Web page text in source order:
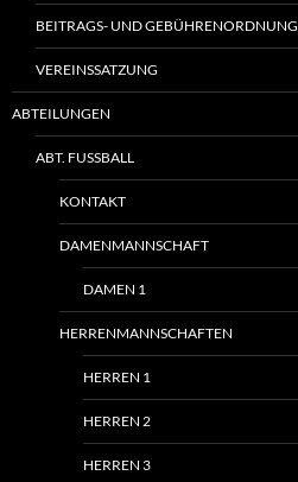
BEITRAGS- UND GEBÜHRENORDNUNG
VEREINSSATZUNG
ABTEILUNGEN
ABT. FUSSBALL
KONTAKT
DAMENMANNSCHAFT
DAMEN 1
HERRENMANNSCHAFTEN
HERREN 1
HERREN 2
HERREN 3